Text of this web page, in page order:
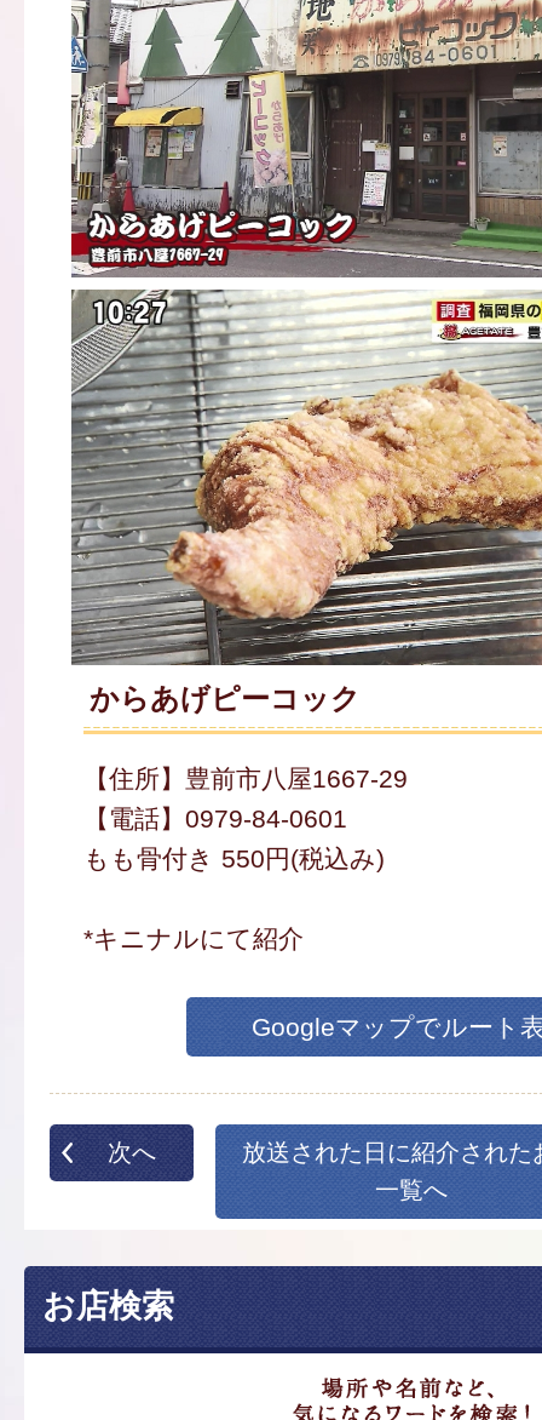
からあげピーコック
【住所】豊前市八屋1667-29
【電話】0979-84-0601
もも骨付き 550円(税込み)
*キニナルにて紹介
Googleマップでルート
次へ
放送された日に紹介された
一覧へ
お店検索